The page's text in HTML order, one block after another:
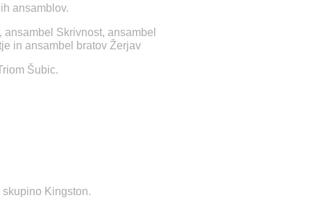
ansamblov.
Skrivnost, ansambel
in ansambel bratov Žerjav
Šubic.
Kingston.